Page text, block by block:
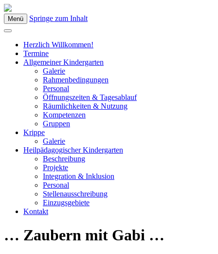
Kindergarten Bad Blumau
Menü Springe zum Inhalt
Herzlich Willkommen!
Termine
Allgemeiner Kindergarten
Galerie
Rahmenbedingungen
Personal
Öffnungszeiten & Tagesablauf
Räumlichkeiten & Nutzung
Kompetenzen
Gruppen
Krippe
Galerie
Heilpädagogischer Kindergarten
Beschreibung
Projekte
Integration & Inklusion
Personal
Stellenausschreibung
Einzugsgebiete
Kontakt
… Zaubern mit Gabi …